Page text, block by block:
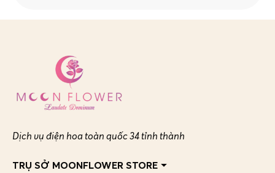
Dịch vụ điện hoa toàn quốc 34 tỉnh thành
TRỤ SỞ MOONFLOWER STORE